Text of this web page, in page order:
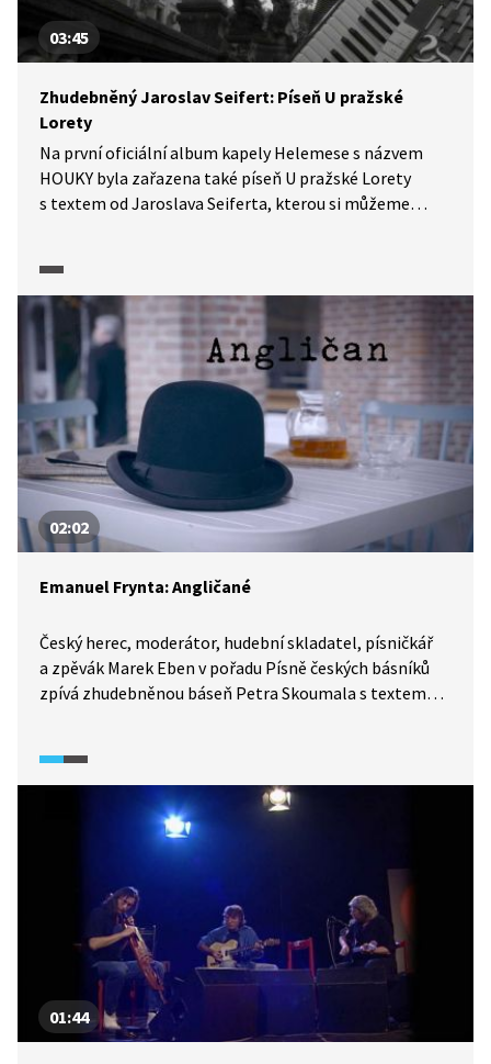
03:45
Zhudebněný Jaroslav Seifert: Píseň U pražské
Lorety
Na první oficiální album kapely Helemese s názvem
HOUKY byla zařazena také píseň U pražské Lorety
s textem od Jaroslava Seiferta, kterou si můžeme
02:02
Emanuel Frynta: Angličané
Český herec, moderátor, hudební skladatel, písničkář
a zpěvák Marek Eben v pořadu Písně českých básníků
zpívá zhudebněnou báseň Petra Skoumala s textem
01:44